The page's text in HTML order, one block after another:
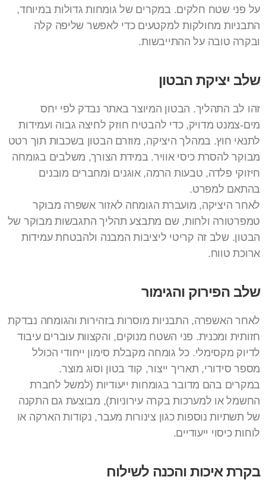
על פני שטח חלקים. במקרים של גומחות גדולות במיוחד,
התבניות מחולקות למקטעים כדי לאפשר שליפה קלה
ובקרה טובה על ההתייבשות.
שלב יציקת הבטון
זהו לב התהליך. הבטון המיוצר באתר נבדק לפי יחס
מים-צמנט מדויק, כדי להבטיח חוזק לחיצה גבוה ועמידות
לתנאי חוץ. במהלך היציקה, מוזרם הבטון בשכבות תוך רטט
מבוקר להסרת כיסי אוויר. במידת הצורך, משלבים בגומחה
חיזוקי פלדה, טבעות הרמה, אוגנים ומחברים מובנים
בהתאם למפרט.
לאחר היציקה, מועברת הגומחה לאזור אשפרה מבוקר
טמפרטורה ולחות, שם מתבצע תהליך התגבשות מבוקר של
הבטון. שלב זה קריטי ליציבות המבנה ולהבטחת עמידות
ארוכת טווח.
שלב הפירוק והגימור
לאחר האשפרה, התבניות מוסרות בזהירות והגומחה נבדקת
חזותית ומכנית. פני השטח מנוקים, והקצוות עוברים עיבוד
לדיוק מקסימלי. כל גומחה מקבלת סימון ייחודי הכולל
מספר סידורי, תאריך ייצור, קוד בטון וסוג מוצר.
במקרים בהם מדובר בגומחות ייעודיות (למשל לחברת
החשמל או למערכות בקרה עירוניות), מבוצעת גם התקנה
של תשתיות נוספות כגון צינורות מעבר, נקודות הארקה או
לוחות כיסוי ייעודיים.
בקרת איכות והכנה לשילוח